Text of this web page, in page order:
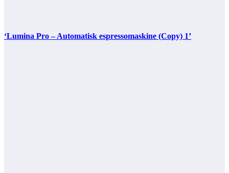
‘Lumina Pro – Automatisk espressomaskine (Copy) 1’